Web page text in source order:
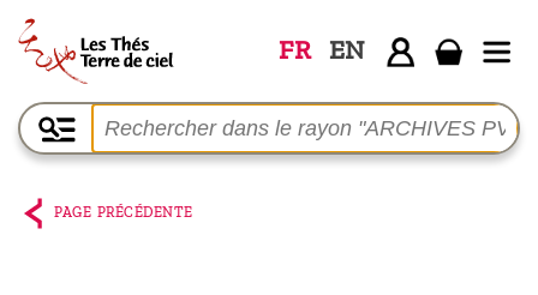
FR EN
Accueil
La
boutique
PAGE PRÉCÉDENTE